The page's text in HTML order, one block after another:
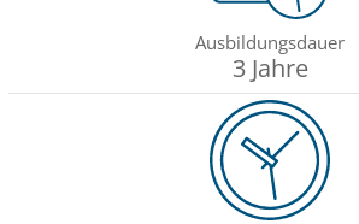
Ausbildungsdauer
3 Jahre